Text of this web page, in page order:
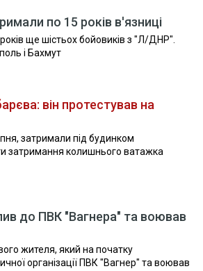
по 15 років в'язниці
ще шістьох бойовиків з "Л/ДНР".
і Бахмут
він протестував на
затримали під будинком
затримання колишнього ватажка
до ПВК "Вагнера" та воював
жителя, який на початку
організації ПВК "Вагнер" та воював